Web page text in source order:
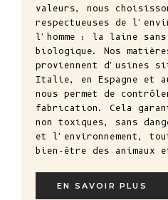
valeurs, nous
respectueuses de
l'homme : la laine
biologique. Nos
proviennent d'usines
Italie, en Espagne et
nous permet de
fabrication. Cela
non toxiques, sans
et l'environnement,
bien-être des animaux
EN SAVOIR PLUS